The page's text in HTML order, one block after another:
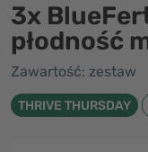
3x
płodność
Zawartość: zestaw
THRIVE THURSDAY